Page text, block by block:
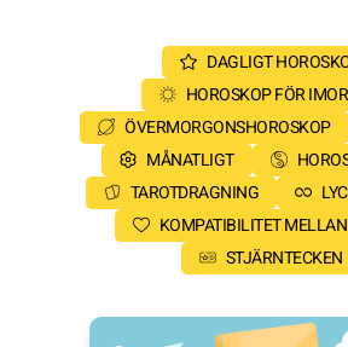
DAGLIGT
HOROSKOP FÖR
ÖVERMORGONSHOROSKOP
MÅNATLIGT
TAROTDRAGNING
KOMPATIBILITET
STJÄRNTECKEN